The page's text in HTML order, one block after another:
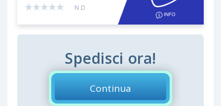
N.D
Spedisci ora!
Continua